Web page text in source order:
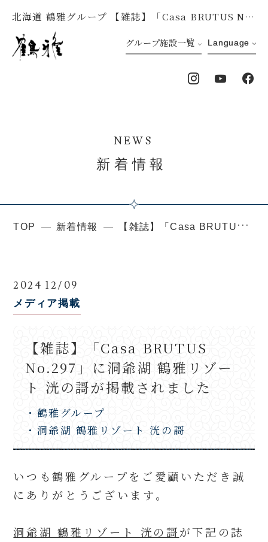
北海道 鶴雅グループ 【雑誌】「Casa BRUTUS No.297」に洞爺湖 鶴雅リゾート 洸の謌が掲載されました
グループ施設一覧 Language
NEWS
新着情報
TOP 新着情報 【雑誌】「Casa BRUTUS No.297」に洞爺湖 鶴雅リゾート 洸の謌が掲載されました
2024 12/09
メディア掲載
【雑誌】「Casa BRUTUS
No.297」に洞爺湖 鶴雅リゾー
ト 洸の謌が掲載されました
・鶴雅グループ
・洞爺湖 鶴雅リゾート 洸の謌
いつも鶴雅グループをご愛顧いただき誠
にありがとうございます。
洞爺湖 鶴雅リゾート 洸の謌が下記の誌